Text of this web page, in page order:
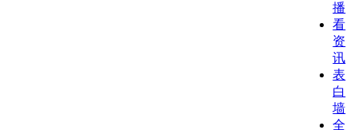
播
看
资
讯
表
白
墙
全